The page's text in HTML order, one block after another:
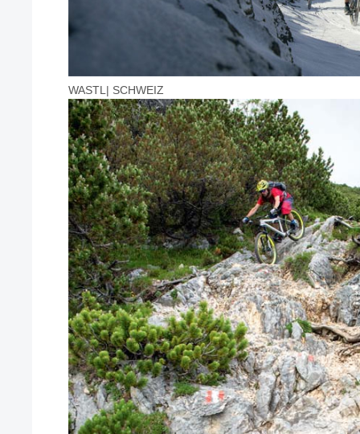
WASTL| SCHWEIZ